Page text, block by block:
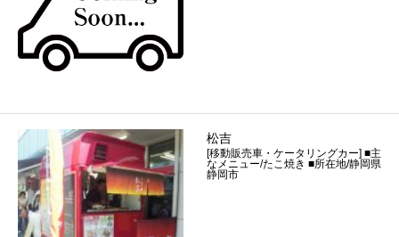
松吉
[移動販売車・ケータリングカー] ■主
なメニュー/たこ焼き ■所在地/静岡県
静岡市